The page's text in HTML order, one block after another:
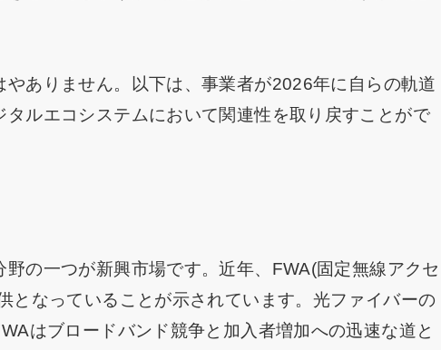
ありません。以下は、事業者が2026年に自らの軌道
ルエコシステムにおいて関連性を取り戻すことがで
の一つが新興市場です。近年、FWA(固定無線アクセ
となっていることが示されています。光ファイバーの
はブロードバンド競争と加入者増加への迅速な道と